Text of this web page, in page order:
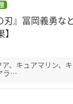
』冨岡義勇な
、キュアマリン、
ラ…